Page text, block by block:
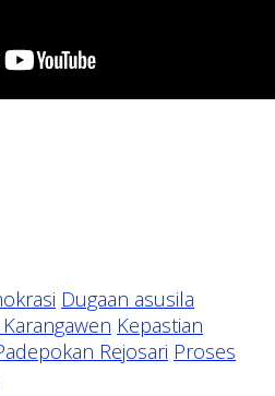
Dugaan asusila
Kepastian
Rejosari Proses